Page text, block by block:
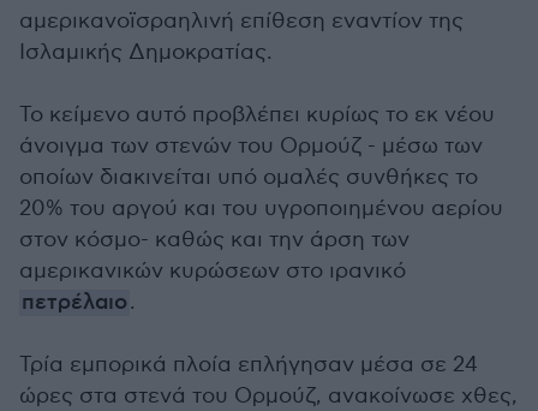
αμερικανοϊσραηλινή επίθεση εναντίον της
Ισλαμικής Δημοκρατίας.
Το κείμενο αυτό προβλέπει κυρίως το εκ νέου
άνοιγμα των στενών του Ορμούζ - μέσω των
οποίων διακινείται υπό ομαλές συνθήκες το
20% του αργού και του υγροποιημένου αερίου
στον κόσμο- καθώς και την άρση των
αμερικανικών κυρώσεων στο ιρανικό
πετρέλαιο.
Τρία εμπορικά πλοία επλήγησαν μέσα σε 24
ώρες στα στενά του Ορμούζ, ανακοίνωσε χθες,